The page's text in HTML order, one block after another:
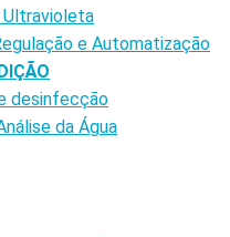
e Automatização
desinfecção
da Água